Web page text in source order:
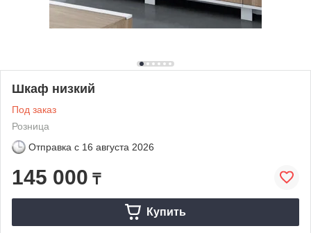
Шкаф низкий
Под заказ
Розница
Отправка с 16 августа 2026
145 000 ₸
Купить